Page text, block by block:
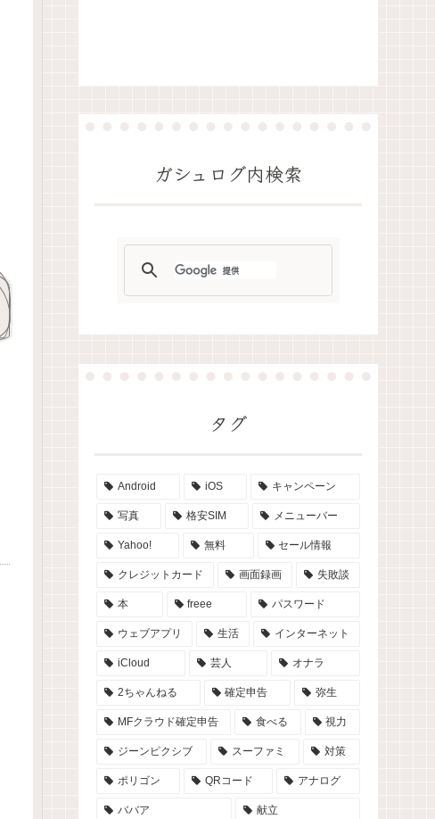
ガシュログ内検索
タグ
Android iOS キャンペーン
写真 格安SIM メニューバー
Yahoo! 無料 セール情報
クレジットカード 画面録画 失敗談
本 freee パスワード
ウェブアプリ 生活 インターネット
iCloud 芸人 オナラ
2ちゃんねる 確定申告 弥生
MFクラウド確定申告 食べる 視力
ジーンピクシブ スーファミ 対策
ポリゴン QRコード アナログ
ババア 献立